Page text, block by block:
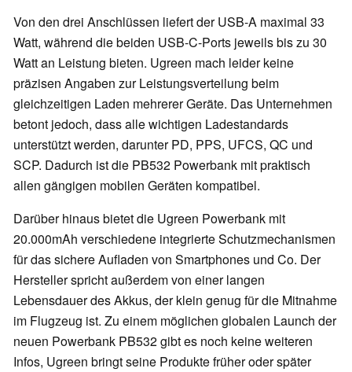
Von den drei Anschlüssen liefert der USB-A maximal 33
Watt, während die beiden USB-C-Ports jeweils bis zu 30
Watt an Leistung bieten. Ugreen mach leider keine
präzisen Angaben zur Leistungsverteilung beim
gleichzeitigen Laden mehrerer Geräte. Das Unternehmen
betont jedoch, dass alle wichtigen Ladestandards
unterstützt werden, darunter PD, PPS, UFCS, QC und
SCP. Dadurch ist die PB532 Powerbank mit praktisch
allen gängigen mobilen Geräten kompatibel.
Darüber hinaus bietet die Ugreen Powerbank mit
20.000mAh verschiedene integrierte Schutzmechanismen
für das sichere Aufladen von Smartphones und Co. Der
Hersteller spricht außerdem von einer langen
Lebensdauer des Akkus, der klein genug für die Mitnahme
im Flugzeug ist. Zu einem möglichen globalen Launch der
neuen Powerbank PB532 gibt es noch keine weiteren
Infos, Ugreen bringt seine Produkte früher oder später